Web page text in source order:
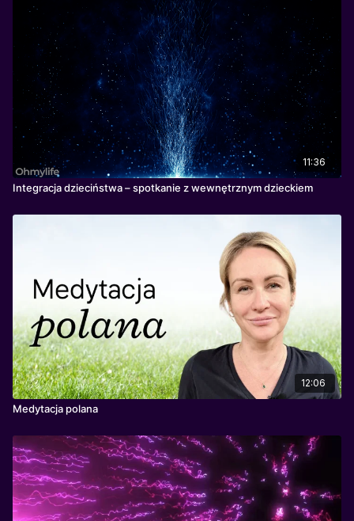
11:36
Integracja dzieciństwa – spotkanie z wewnętrznym dzieckiem
12:06
Medytacja polana